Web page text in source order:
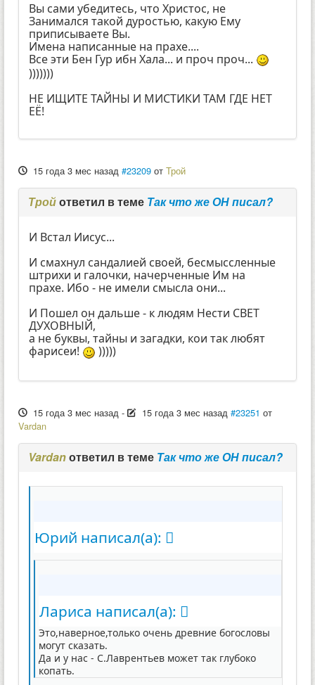
Вы сами убедитесь, что Христос, не
Занимался такой дуростью, какую Ему
приписываете Вы.
Имена написанные на прахе....
Все эти Бен Гур ибн Хала... и проч проч...
)))))))
НЕ ИЩИТЕ ТАЙНЫ И МИСТИКИ ТАМ ГДЕ НЕТ
ЕЁ!
15 года 3 мес назад #23209 отТрой
Тройответил в теме Так что же ОН писал?
И Встал Иисус...
И смахнул сандалией своей, бесмыссленные
штрихи и галочки, начерченные Им на
прахе. Ибо - не имели смысла они...
И Пошел он дальше - к людям Нести СВЕТ
ДУХОВНЫЙ,
а не буквы, тайны и загадки, кои так любят
фарисеи!
)))))
15 года 3 мес назад - 15 года 3 мес назад #23251 от
Vardan
Vardanответил в теме Так что же ОН писал?
Юрий написал(а):
Лариса написал(а):
Это,наверное,только очень древние богословы
могут сказать.
Да и у нас - С.Лаврентьев может так глубоко
копать.